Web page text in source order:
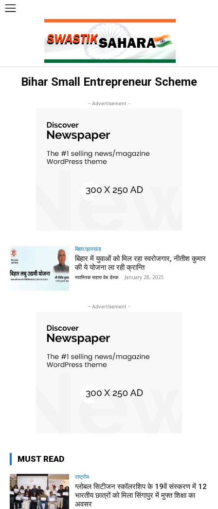
Bihar Small Entrepreneur Scheme
- Advertisement -
बिहार/झारखंड
बिहार में युवाओं को मिल रहा स्वरोजगार, नीतीश कुमार
की ये योजना ला रही क्रान्ति
स्वास्तिक सहारा वेब डेस्क - January 28, 2025
- Advertisement -
MUST READ
राष्ट्रीय
ग्लोबल सिटीजन स्कॉलरशिप के 19वें संस्करण में 12
भारतीय छात्रों को मिला सिंगापुर में मुफ्त शिक्षा का
अवसर